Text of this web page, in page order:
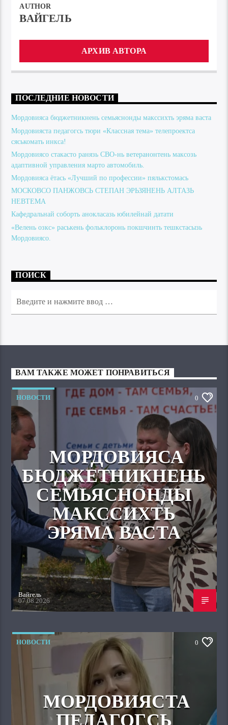
AUTHOR
ВАЙГЕЛЬ
АРХИВ АВТОРА
ПОСЛЕДНИЕ НОВОСТИ
Мордовияса бюджетникнень семьяснонды макссихть эряма васта
Мордовияста педагогсь тюри «Классная тема» телепроектса
сяськомать инкса!
Мордовиясо стакасто ранязь СВО-нь ветеранонтень максозь
адаптивной управления марто автомобиль.
Мордовияса ётась «Лучший по профессии» пялькстомась
МОСКОВСО ПАНЖОВСЬ СТЕПАН ЭРЬЗЯНЕНЬ АЛТАЗЬ
НЕВТЕМА
Кафедральнай соборть анокласазь юбилейнай датати
«Велень озкс» раськень фольклоронь покшчинть тешкстасызь
Мордовиясо.
ПОИСК
ВАМ ТАКЖЕ МОЖЕТ ПОНРАВИТЬСЯ
НОВОСТИ 0
МОРДОВИЯСА
БЮДЖЕТНИКНЕНЬ
СЕМЬЯСНОНДЫ
МАКССИХТЬ
ЭРЯМА ВАСТА
Вайгель
07.08.2026
НОВОСТИ 0
МОРДОВИЯСТА
ПЕДАГОГСЬ